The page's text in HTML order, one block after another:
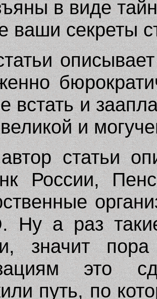
в виде
ваши секреты
встать и
и
статьи
России,
Ну а раз
значит
это
путь, по